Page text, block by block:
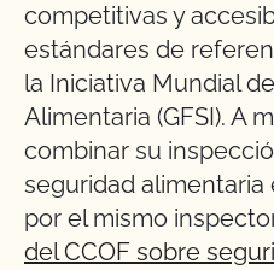
competitivas y
estándares de
la Iniciativa Mundial
Alimentaria (GFSI). A
combinar su
seguridad alimentaria
por el mismo
del CCOF sobre